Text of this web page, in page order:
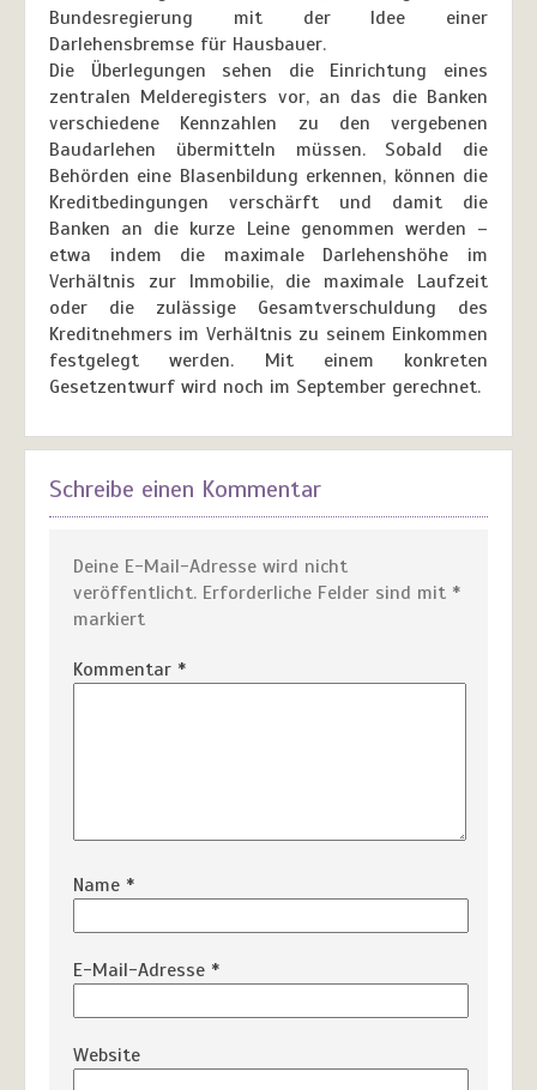
Bundesregierung mit der Idee einer
Darlehensbremse für Hausbauer.
Die Überlegungen sehen die Einrichtung eines
zentralen Melderegisters vor, an das die Banken
verschiedene Kennzahlen zu den vergebenen
Baudarlehen übermitteln müssen. Sobald die
Behörden eine Blasenbildung erkennen, können die
Kreditbedingungen verschärft und damit die
Banken an die kurze Leine genommen werden –
etwa indem die maximale Darlehenshöhe im
Verhältnis zur Immobilie, die maximale Laufzeit
oder die zulässige Gesamtverschuldung des
Kreditnehmers im Verhältnis zu seinem Einkommen
festgelegt werden. Mit einem konkreten
Gesetzentwurf wird noch im September gerechnet.
Schreibe einen Kommentar
Deine E-Mail-Adresse wird nicht
veröffentlicht. Erforderliche Felder sind mit *
markiert
Kommentar *
Name *
E-Mail-Adresse *
Website